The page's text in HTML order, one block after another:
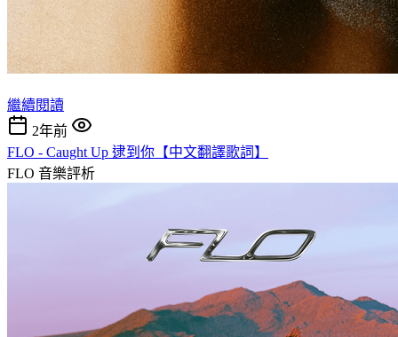
繼續閱讀
2年前
FLO - Caught Up 逮到你【中文翻譯歌詞】
FLO 音樂評析